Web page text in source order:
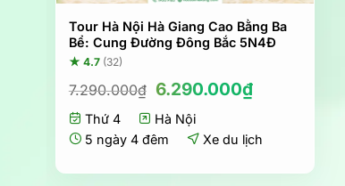
Tour Hà Nội Hà Giang Cao Bằng Ba
Bể: Cung Đường Đông Bắc 5N4Đ
★ 4.7 (32)
7.290.000₫ Giá
là:
7.290.000₫.
6.290.000₫Giá
hiện
là:
Thứ 4
Hà Nội
5 ngày 4 đêm
Xe du lịch